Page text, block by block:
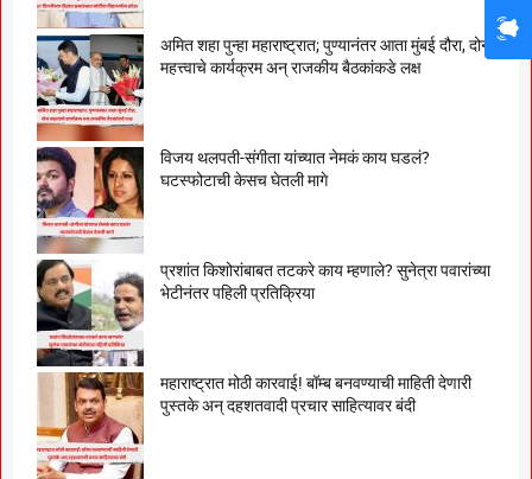
अमित शहा पुन्हा महाराष्ट्रात; पुण्यानंतर आता मुंबई दौरा, दोन
महत्त्वाचे कार्यक्रम अन् राजकीय बैठकांकडे लक्ष
विजय थलपती-संगीता यांच्यात नेमकं काय घडलं?
घटस्फोटाची केसच घेतली मागे
प्रशांत किशोरांबाबत तटकरे काय म्हणाले? सुनेत्रा पवारांच्या
भेटीनंतर पहिली प्रतिक्रिया
महाराष्ट्रात मोठी कारवाई! बॉम्ब बनवण्याची माहिती देणारी
पुस्तके अन् दहशतवादी प्रचार साहित्यावर बंदी